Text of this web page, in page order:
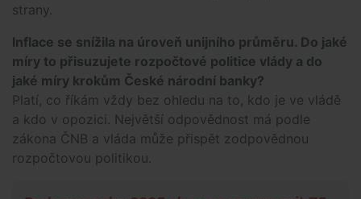
strany.
Inflace se snížila na úroveň unijního průměru. Do jaké
míry to přisuzujete rozpočtové politice vlády a do
jaké míry krokům České národní banky?
Platí, co říkám vždy bez ohledu na to, kdo je ve vládě
a kdo v opozici. Největší odpovědnost má podle
zákona ČNB a vláda může přispět zodpovědnou
rozpočtovou politikou.